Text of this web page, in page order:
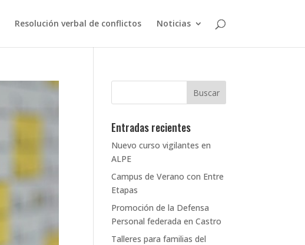
Resolución verbal de conflictos Noticias
Entradas recientes
Nuevo curso vigilantes en
ALPE
Campus de Verano con Entre
Etapas
Promoción de la Defensa
Personal federada en Castro
Talleres para familias del